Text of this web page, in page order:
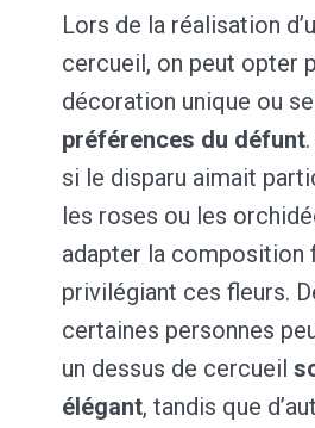
Lors de la réalisation
cercueil, on peut opter
décoration unique ou
préférences du défunt
si le disparu aimait
les roses ou les
adapter la composition
privilégiant ces fleurs.
certaines personnes
un dessus de cercueil
élégant, tandis que